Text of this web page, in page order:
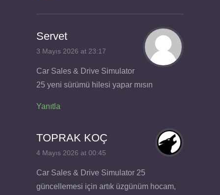
Servet
3 Mayıs 2026 at 23:17
Car Sales & Drive Simulator
25 yeni sürümü hilesi yapar mısın
Yanıtla
TOPRAK KOÇ
4 Mayıs 2026 at 00:45
Car Sales & Drive Simulator 25
güncellemesi için artık üzgünüm hocam,